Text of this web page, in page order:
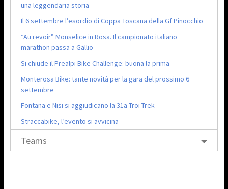
una leggendaria storia
Il 6 settembre l’esordio di Coppa Toscana della Gf Pinocchio
“Au revoir” Monselice in Rosa. Il campionato italiano
marathon passa a Gallio
Si chiude il Prealpi Bike Challenge: buona la prima
Monterosa Bike: tante novità per la gara del prossimo 6
settembre
Fontana e Nisi si aggiudicano la 31a Troi Trek
Straccabike, l’evento si avvicina
Teams